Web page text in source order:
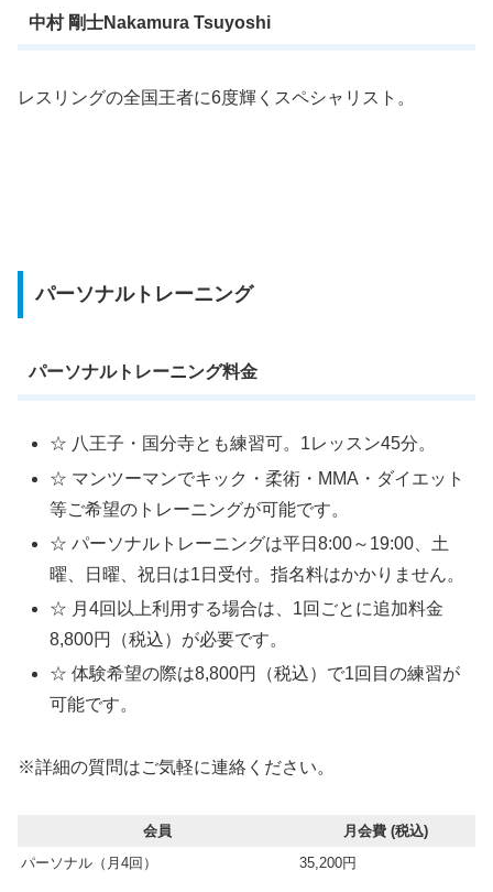
中村 剛士Nakamura Tsuyoshi
レスリングの全国王者に6度輝くスペシャリスト。
パーソナルトレーニング
パーソナルトレーニング料金
☆ 八王子・国分寺とも練習可。1レッスン45分。
☆ マンツーマンでキック・柔術・MMA・ダイエット
等ご希望のトレーニングが可能です。
☆ パーソナルトレーニングは平日8:00～19:00、土
曜、日曜、祝日は1日受付。指名料はかかりません。
☆ 月4回以上利用する場合は、1回ごとに追加料金
8,800円（税込）が必要です。
☆ 体験希望の際は8,800円（税込）で1回目の練習が
可能です。
※詳細の質問はご気軽に連絡ください。
会員
月会費 (税込)
パーソナル（月4回）
35,200円